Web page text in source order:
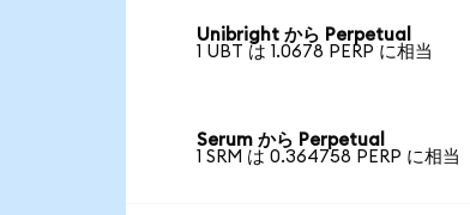
Unibright から Perpetual
1 UBT は 1.0678 PERP に相当
Serum から Perpetual
1 SRM は 0.364758 PERP に相当